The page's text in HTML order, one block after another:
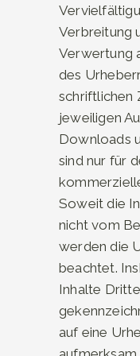
Verbreitung
Verwertung
des
schriftlichen
jeweiligen
Downloads
sind nur für
Soweit die
nicht vom
werden die
beachtet.
Inhalte
auf eine